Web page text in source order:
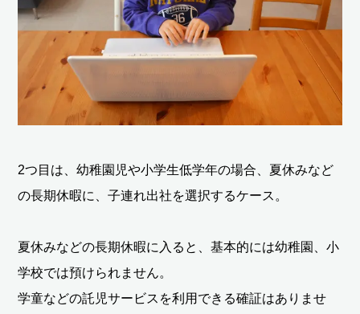
2つ目は、幼稚園児や小学生低学年の場合、夏休みなど
の長期休暇に、子連れ出社を選択するケース。
夏休みなどの長期休暇に入ると、基本的には幼稚園、小
学校では預けられません。
学童などの託児サービスを利用できる確証はありませ